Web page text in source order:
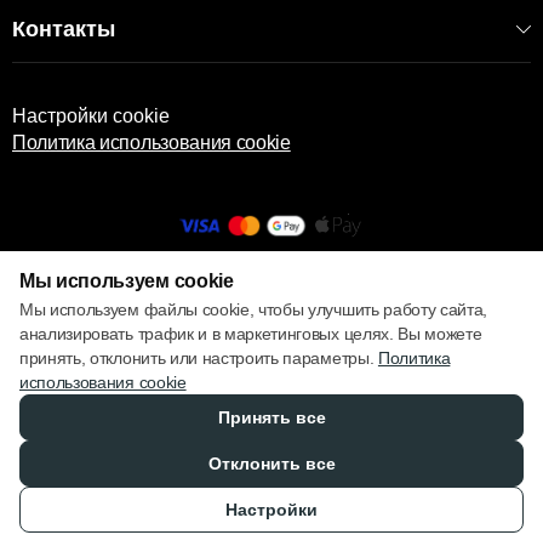
Корзина выполнена из внутреннего слоя полипропилена,
Такое сочетание обеспечивает долговечность,
стабильную форму и стильный внешний вид.
Контакты
Настройки cookie
Политика использования cookie
© 2013 – 2026 ECOM
Каталог Корзина
Мы используем cookie
Мы используем файлы cookie, чтобы улучшить работу сайта,
анализировать трафик и в маркетинговых целях. Вы можете
принять, отклонить или настроить параметры. Политика
использования cookie
Принять все
Отклонить все
Настройки